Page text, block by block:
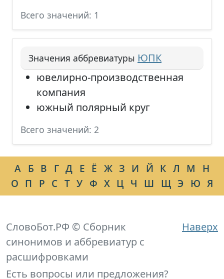
Всего значений: 1
Значения аббревиатуры ЮПК
ювелирно-производственная
компания
южный полярный круг
Всего значений: 2
А Б В Г Д Е Ё Ж З И Й К Л М
Н
О П Р С Т У Ф Х Ц Ч Ш Щ Э Ю Я
Наверх
СловоБот.РФ © Сборник
синонимов и аббревиатур с
расшифровками
Есть вопросы или предложения?